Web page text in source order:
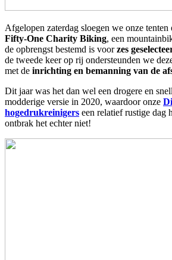
Afgelopen zaterdag sloegen we onze tenten
Fifty-One Charity Biking, een
de opbrengst bestemd is voorzes
de tweede keer op rij ondersteunden we
met de inrichting en bemanning van de
Dit jaar was het dan wel een drogere en
modderige versie in 2020, waardoor onze
hogedrukreinigers een relatief rustige dag
ontbrak het echter niet!